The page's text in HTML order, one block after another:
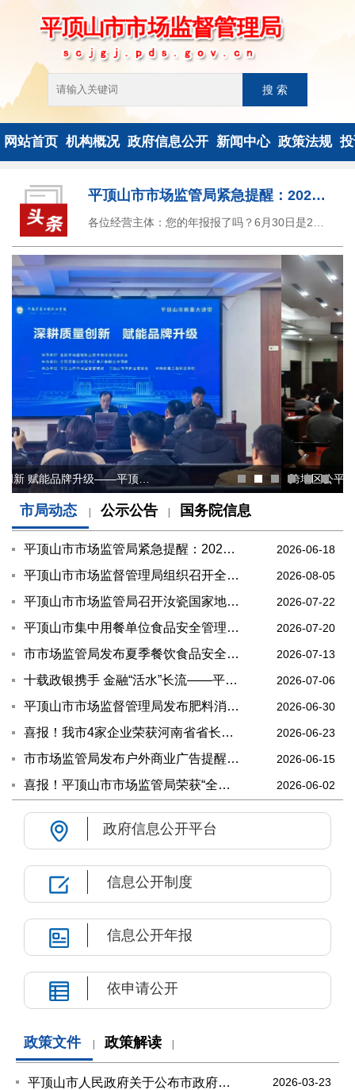
网站首页 机构概况 政府信息公开 新闻中心 政策法规
平顶山市市场监管局紧急提醒：2025年企业年报进入倒计时
跨地区公平竞争审查业务交流会暨培训会在平顶山市市场监管局召开
市局动态 公示公告 国务院信息
2026-06-18
平顶山市市场监管局紧急提醒：2025年企业年报进入倒计时
2026-08-05
平顶山市市场监督管理局组织召开全市一类贴敷类医疗器械生产企业约谈会
2026-07-22
平顶山市市场监管局召开汝瓷国家地理标志保护示范区政策法规宣贯暨推广展示企业（网店）座谈会
2026-07-20
平顶山市集中用餐单位食品安全管理人员一、二期培训班圆满收官
2026-07-13
市市场监管局发布夏季餐饮食品安全消费提示
2026-07-06
十载政银携手 金融“活水”长流——平顶山市市场监管局成功完成新一轮政银合作协议集中续约
2026-06-30
平顶山市市场监督管理局发布肥料消费提示
2026-06-23
喜报！我市4家企业荣获河南省省长质量奖及省专利奖
2026-06-15
市市场监管局发布户外商业广告提醒告诫书
2026-06-02
喜报！平顶山市市场监管局荣获“全国小微企业质量认证提升行动先进单位”称号
政府信息公开平台
信息公开制度
信息公开年报
依申请公开
政策文件 政策解读
2026-03-23
平顶山市人民政府关于公布市政府行政规范性文件清理结果的决定